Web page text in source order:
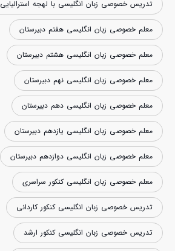
تدریس خصوصی زبان انگلیسی با لهجه استرالیایی
معلم خصوصی زبان انگلیسی هفتم دبیرستان
معلم خصوصی زبان انگلیسی هشتم دبیرستان
معلم خصوصی زبان انگلیسی نهم دبیرستان
معلم خصوصی زبان انگلیسی دهم دبیرستان
معلم خصوصی زبان انگلیسی یازدهم دبیرستان
معلم خصوصی زبان انگلیسی دوازدهم دبیرستان
معلم خصوصی زبان انگلیسی کنکور سراسری
تدریس خصوصی زبان انگلیسی کنکور کاردانی
تدریس خصوصی زبان انگلیسی کنکور ارشد